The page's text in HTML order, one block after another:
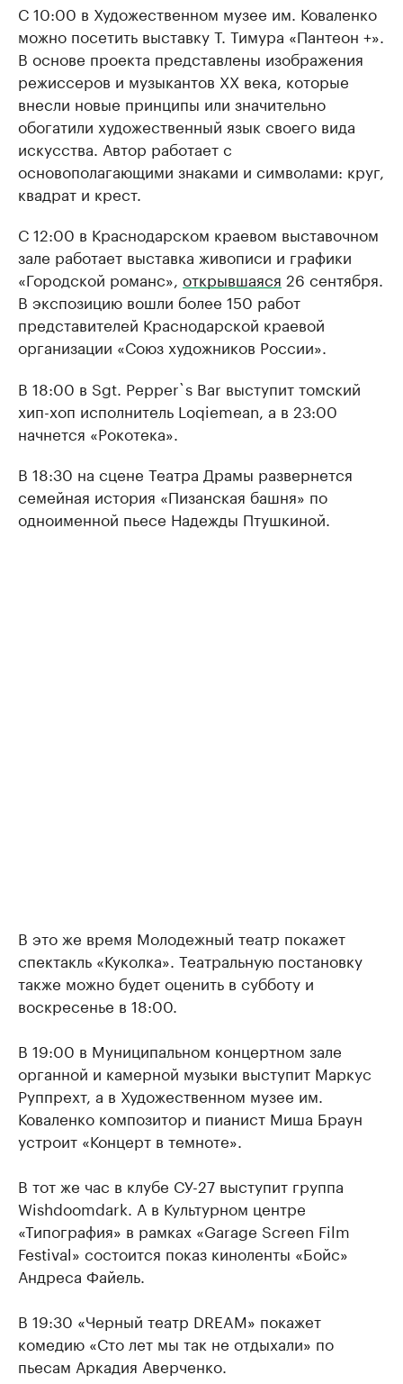
С 10:00 в Художественном музее им. Коваленко
можно посетить выставку Т. Тимура «Пантеон +».
В основе проекта представлены изображения
режиссеров и музыкантов ХХ века, которые
внесли новые принципы или значительно
обогатили художественный язык своего вида
искусства. Автор работает с
основополагающими знаками и символами: круг,
квадрат и крест.
С 12:00 в Краснодарском краевом выставочном
зале работает выставка живописи и графики
«Городской романс», открывшаяся 26 сентября.
В экспозицию вошли более 150 работ
представителей Краснодарской краевой
организации «Союз художников России».
В 18:00 в Sgt. Pepper`s Bar выступит томский
хип-хоп исполнитель Loqiemean, а в 23:00
начнется «Рокотека».
В 18:30 на сцене Театра Драмы развернется
семейная история «Пизанская башня» по
одноименной пьесе Надежды Птушкиной.
В это же время Молодежный театр покажет
спектакль «Куколка». Театральную постановку
также можно будет оценить в субботу и
воскресенье в 18:00.
В 19:00 в Муниципальном концертном зале
органной и камерной музыки выступит Маркус
Руппрехт, а в Художественном музее им.
Коваленко композитор и пианист Миша Браун
устроит «Концерт в темноте».
В тот же час в клубе СУ-27 выступит группа
Wishdoomdark. А в Культурном центре
«Типография» в рамках «Garage Screen Film
Festival» состоится показ киноленты «Бойс»
Андреса Файель.
В 19:30 «Черный театр DREAM» покажет
комедию «Сто лет мы так не отдыхали» по
пьесам Аркадия Аверченко.